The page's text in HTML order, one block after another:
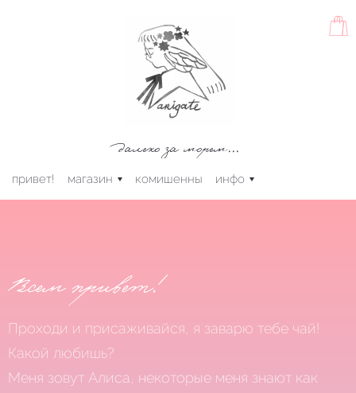
далеко за морем...
привет! магазин комишенны инфо
Всем привет!
Проходи и присаживайся, я заварю тебе чай!
Какой любишь?
Меня зовут Алиса, некоторые меня знают как